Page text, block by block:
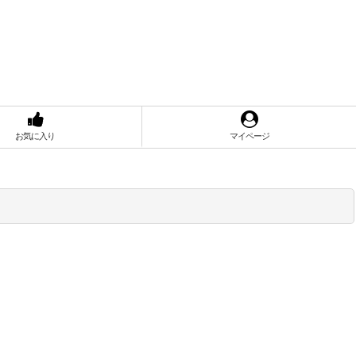
お気に入り マイページ